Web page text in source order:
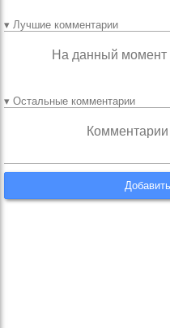
▾ Лучшие комментарии
На данный момент
▾ Остальные комментарии
Комментарии